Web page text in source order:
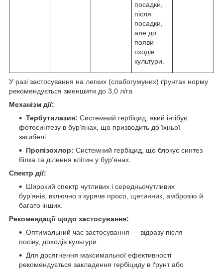
посадки,
після
посадки,
але до
появи
сходів
культури.
У разі застосування на легких (слабогумуних) ґрунтах норму
рекомендується зменшити до 3,0 л/га
Механізм дії:
Тербутилазин: Системний гербіцид, який інгібує
фотосинтезу в бур'янах, що призводить до їхньої
загибелі.
Пропізохлор: Системний гербіцид, що блокує синтез
білка та ділення клітин у бур'янах.
Спектр дії:
Широкий спектр чутливих і середньочутливих
бур'янів, включно з куряче просо, щетинник, амброзію й
багато інших.
Рекомендації щодо застосування:
Оптимальний час застосування — відразу після
посіву, доходів культури.
Для досягнення максимальної ефективності
рекомендується закладення гербіциду в ґрунт або